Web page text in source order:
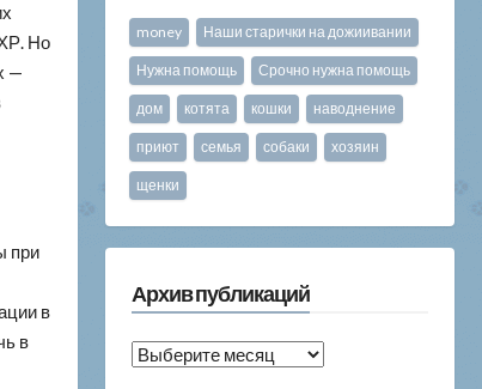
Но
—
при
в
в
money Наши старички на дожиивании
Нужна помощь Срочно нужна помощь
дом котята кошки наводнение
приют семья собаки хозяин
щенки
Архив публикаций
Архив